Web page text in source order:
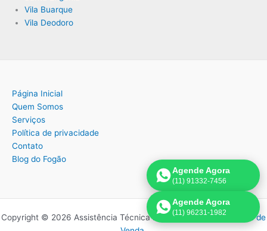
Vila Buarque
Vila Deodoro
Página Inicial
Quem Somos
Serviços
Política de privacidade
Contato
Blog do Fogão
Copyright © 2026 Assistência Técnica Fogão | Criado por:
Página de
Agende Agora
(11) 91332-7456
Agende Agora
(11) 96231-1982